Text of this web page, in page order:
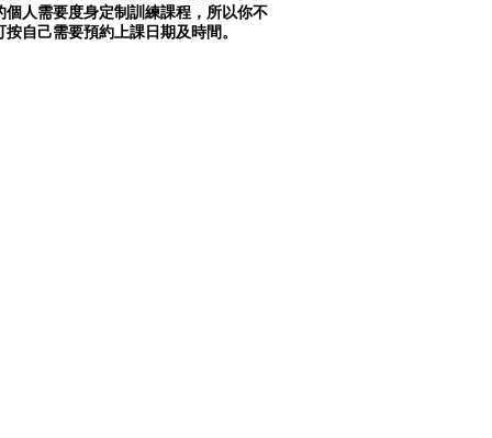
人需要度身定制訓練課程，所以你不
自己需要預約上課日期及時間。